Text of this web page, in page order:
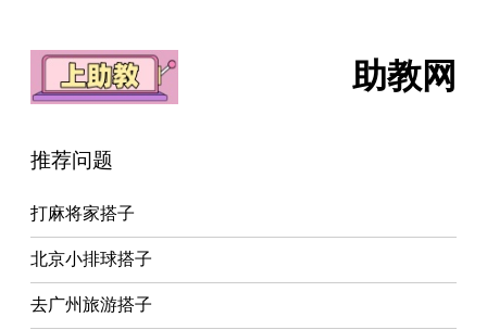
助教网
推荐问题
打麻将家搭子
北京小排球搭子
去广州旅游搭子